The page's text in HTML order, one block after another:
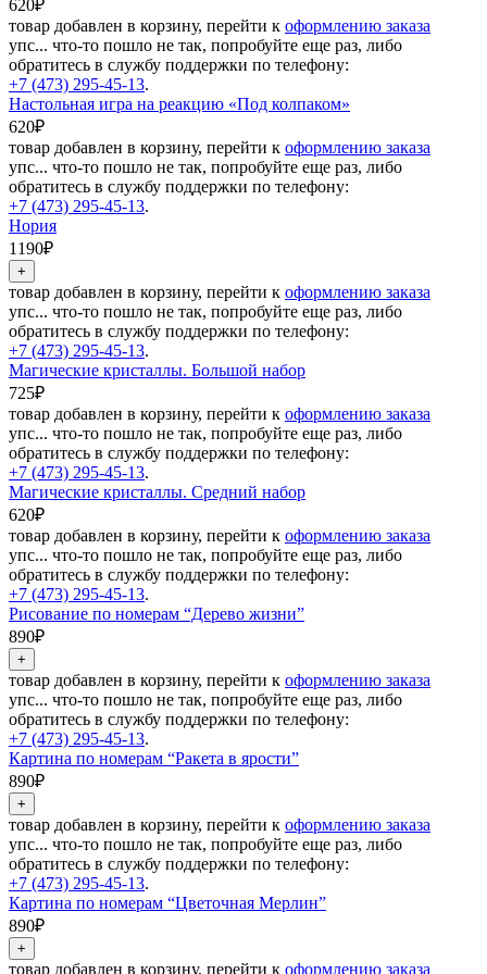
620₽
товар добавлен в корзину, перейти к оформлению заказа
упс... что-то пошло не так, попробуйте еще раз, либо
обратитесь в службу поддержки по телефону:
+7 (473) 295-45-13.
Настольная игра на реакцию «Под колпаком»
620₽
товар добавлен в корзину, перейти к оформлению заказа
упс... что-то пошло не так, попробуйте еще раз, либо
обратитесь в службу поддержки по телефону:
+7 (473) 295-45-13.
Нория
1190₽
товар добавлен в корзину, перейти к оформлению заказа
упс... что-то пошло не так, попробуйте еще раз, либо
обратитесь в службу поддержки по телефону:
+7 (473) 295-45-13.
Магические кристаллы. Большой набор
725₽
товар добавлен в корзину, перейти к оформлению заказа
упс... что-то пошло не так, попробуйте еще раз, либо
обратитесь в службу поддержки по телефону:
+7 (473) 295-45-13.
Магические кристаллы. Средний набор
620₽
товар добавлен в корзину, перейти к оформлению заказа
упс... что-то пошло не так, попробуйте еще раз, либо
обратитесь в службу поддержки по телефону:
+7 (473) 295-45-13.
Рисование по номерам “Дерево жизни”
890₽
товар добавлен в корзину, перейти к оформлению заказа
упс... что-то пошло не так, попробуйте еще раз, либо
обратитесь в службу поддержки по телефону:
+7 (473) 295-45-13.
Картина по номерам “Ракета в ярости”
890₽
товар добавлен в корзину, перейти к оформлению заказа
упс... что-то пошло не так, попробуйте еще раз, либо
обратитесь в службу поддержки по телефону:
+7 (473) 295-45-13.
Картина по номерам “Цветочная Мерлин”
890₽
товар добавлен в корзину, перейти к оформлению заказа